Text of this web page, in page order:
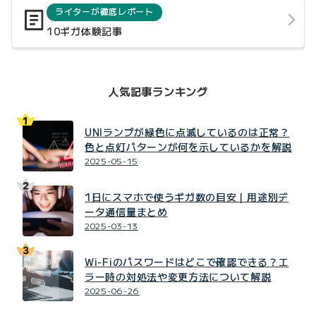
ライターが徹底レポート
10ギガ体験記事
人気記事ランキング
UNIランプが緑色に点滅しているのは正常？
色と点灯パターンが何を示しているかを解説
2025-05-15
1日にスマホで使うギガ数の目安｜用途別デ
ータ通信量まとめ
2025-03-13
Wi-Fiのパスワードはどこで確認できる？エ
ラー時の対処法や変更方法について解説
2025-06-26